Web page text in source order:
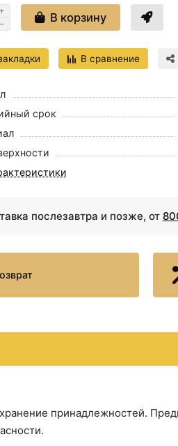
Крючок Haiba
Крючок для полотенец
41711000
Набор аксессуаров для
Стакан для зубных щеток
В корзину
В сравнение
срок
послезавтра и позже, от
принадлежностей.